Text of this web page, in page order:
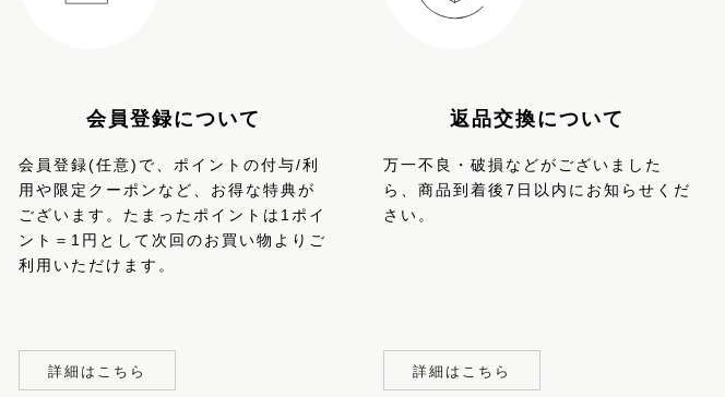
会員登録について
会員登録(任意)で、ポイントの付与/利
用や限定クーポンなど、お得な特典が
ございます。たまったポイントは1ポイ
ント＝1円として次回のお買い物よりご
利用いただけます。
詳細はこちら
返品交換について
万一不良・破損などがございました
ら、商品到着後7日以内にお知らせくだ
さい。
詳細はこちら